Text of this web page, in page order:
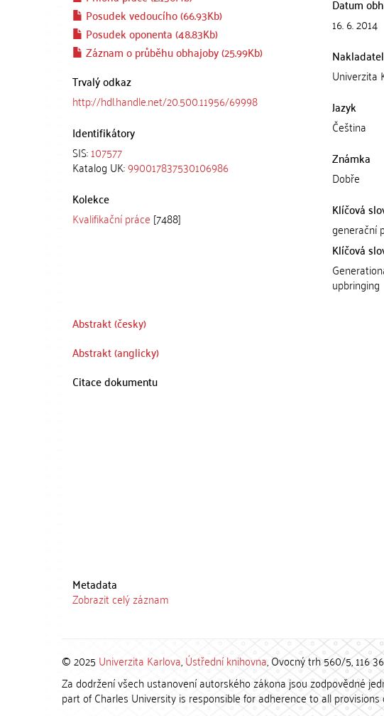
Posudek vedoucího (66.93Kb)
Posudek oponenta (48.83Kb)
Záznam o průběhu obhajoby (25.99Kb)
Trvalý odkaz
http://hdl.handle.net/20.500.11956/69998
Identifikátory
SIS:107577
Katalog UK:990017837530106986
Kolekce
Kvalifikační práce [7488]
Datum
16. 6. 2014
Nakladatel
Univerzita
Jazyk
Čeština
Známka
Dobře
Klíčová
generační
Klíčová
upbringing
Abstrakt (česky)
Abstrakt (anglicky)
Citace dokumentu
Metadata
Zobrazit celý záznam
© 2025 Univerzita Karlova,Ústřední knihovna, Ovocný trh 560/5, 116
Za dodržení všech ustanovení autorského zákona jsou zodpovědné
part of Charles University is responsible for adherence to all